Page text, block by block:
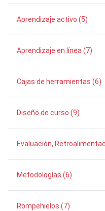
Aprendizaje activo (5)
Aprendizaje en línea (7)
Cajas de herramientas (6)
Diseño de curso (9)
Evaluación,
Metodologías (6)
Rompehielos (7)